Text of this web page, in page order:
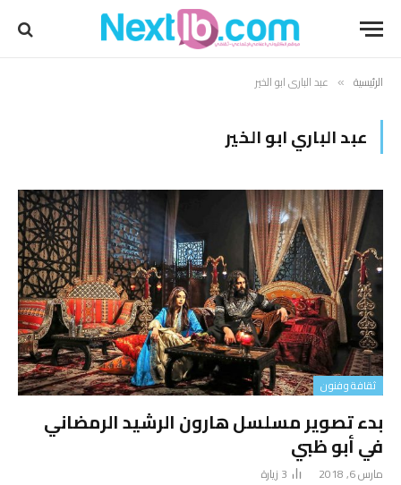
الرئيسية » عبد الباري ابو الخير
عبد الباري ابو الخير
ثقافة وفنون
بدء تصوير مسلسل هارون الرشيد الرمضاني
في أبو ظبي
مارس 6, 2018 3 زيارة